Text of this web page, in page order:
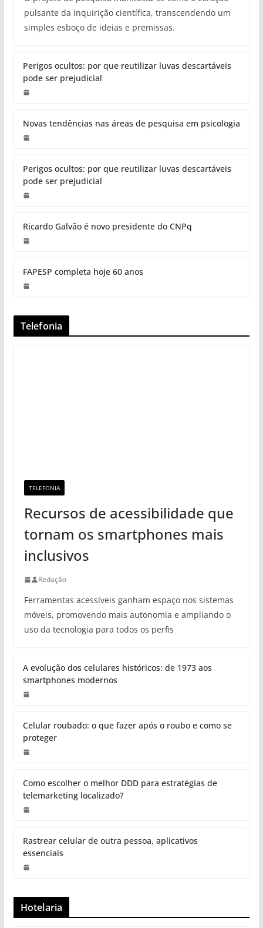
pulsante da inquirição científica, transcendendo um
simples esboço de ideias e premissas.
Perigos ocultos: por que reutilizar luvas descartáveis
pode ser prejudicial
Novas tendências nas áreas de pesquisa em psicologia
Perigos ocultos: por que reutilizar luvas descartáveis
pode ser prejudicial
Ricardo Galvão é novo presidente do CNPq
FAPESP completa hoje 60 anos
Telefonia
TELEFONIA
Recursos de acessibilidade que
tornam os smartphones mais
inclusivos
Redação
Ferramentas acessíveis ganham espaço nos sistemas
móveis, promovendo mais autonomia e ampliando o
uso da tecnologia para todos os perfis
A evolução dos celulares históricos: de 1973 aos
smartphones modernos
Celular roubado: o que fazer após o roubo e como se
proteger
Como escolher o melhor DDD para estratégias de
telemarketing localizado?
Rastrear celular de outra pessoa, aplicativos
essenciais
Hotelaria